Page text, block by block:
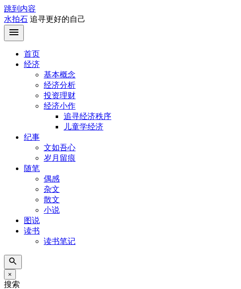
跳到内容
水拍石 追寻更好的自己
首页
经济
基本概念
经济分析
投资理财
经济小作
追寻经济秩序
儿童学经济
纪事
文如吾心
岁月留痕
随笔
偶感
杂文
散文
小说
图说
读书
读书笔记
×
搜索